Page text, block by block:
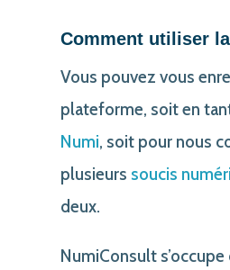
Comment utiliser
Vous pouvez vous
plateforme, soit en
Numi, soit pour nous
plusieurs soucis
deux.
NumiConsult